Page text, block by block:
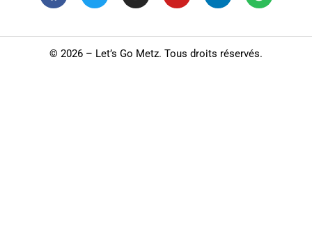
© 2026 – Let’s Go Metz. Tous droits réservés.